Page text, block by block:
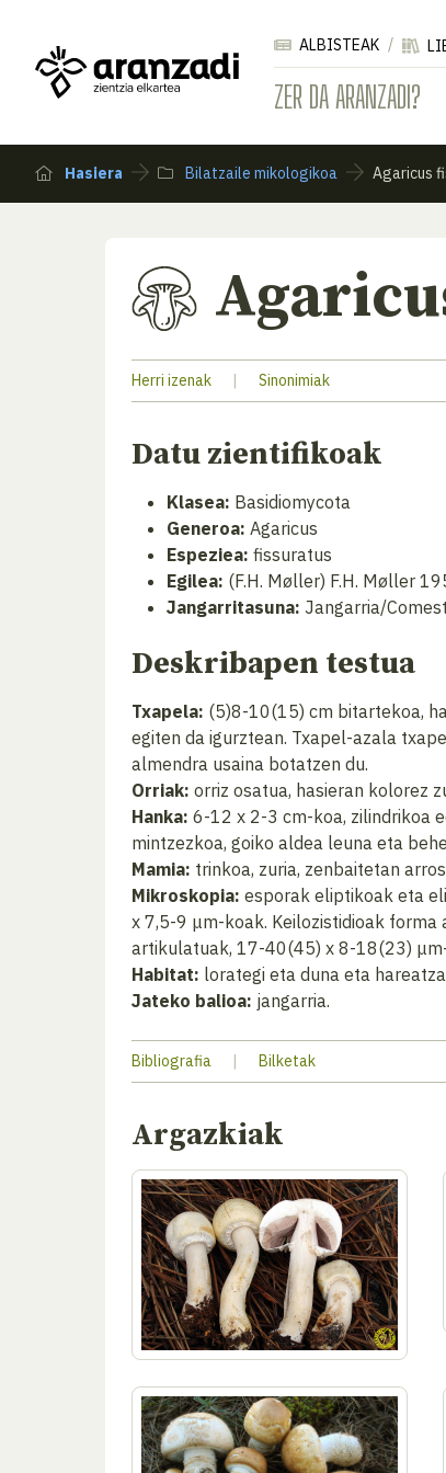
ZER DA ARANZADI?
ALBISTEAK
Hasiera Bilatzaile mikologikoa Agaricus
Herri izenak | Sinonimiak
Datu zientifikoak
Klasea: Basidiomycota
Generoa: Agaricus
Espeziea: fissuratus
Egilea: (F.H. Møller) F.H. Møller
Jangarritasuna: Jangarria/
Deskribapen testua
Txapela: (5)8-10(15) cm bitartekoa,
egiten da igurztean. Txapel-azala
almendra usaina botatzen du.
Orriak: orriz osatua, hasieran kolorez
Hanka: 6-12 x 2-3 cm-koa, zilindrikoa
mintzezkoa, goiko aldea leuna eta
Mamia: trinkoa, zuria, zenbaitetan
Mikroskopia: esporak eliptikoak eta
x 7,5-9 μm-koak. Keilozistidioak
artikulatuak, 17-40(45) x 8-18(23)
Habitat: lorategi eta duna eta
Jateko balioa: jangarria.
Bibliografia | Bilketak
Argazkiak